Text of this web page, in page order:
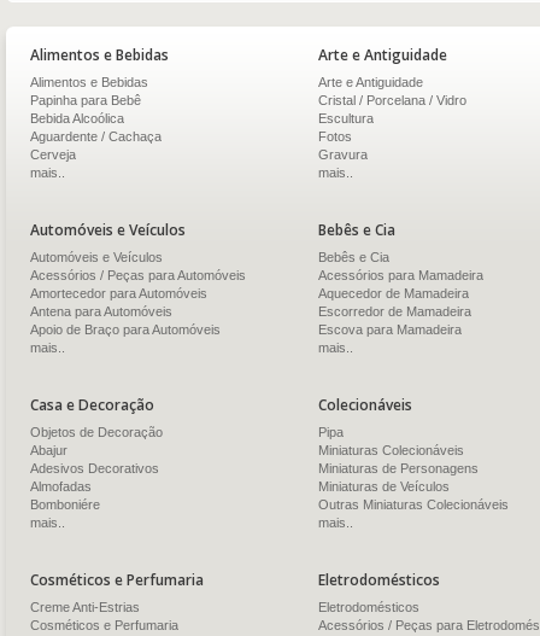
Alimentos e Bebidas
Alimentos e Bebidas
Papinha para Bebê
Bebida Alcoólica
Aguardente / Cachaça
Cerveja
mais..
Arte e Antiguidade
Arte e Antiguidade
Cristal / Porcelana / Vidro
Escultura
Fotos
Gravura
mais..
Automóveis e Veículos
Automóveis e Veículos
Acessórios / Peças para Automóveis
Amortecedor para Automóveis
Antena para Automóveis
Apoio de Braço para Automóveis
mais..
Bebês e Cia
Bebês e Cia
Acessórios para Mamadeira
Aquecedor de Mamadeira
Escorredor de Mamadeira
Escova para Mamadeira
mais..
Casa e Decoração
Objetos de Decoração
Abajur
Adesivos Decorativos
Almofadas
Bomboniére
mais..
Colecionáveis
Pipa
Miniaturas Colecionáveis
Miniaturas de Personagens
Miniaturas de Veículos
Outras Miniaturas Colecionáveis
mais..
Cosméticos e Perfumaria
Creme Anti-Estrias
Cosméticos e Perfumaria
Eletrodomésticos
Eletrodomésticos
Acessórios / Peças para